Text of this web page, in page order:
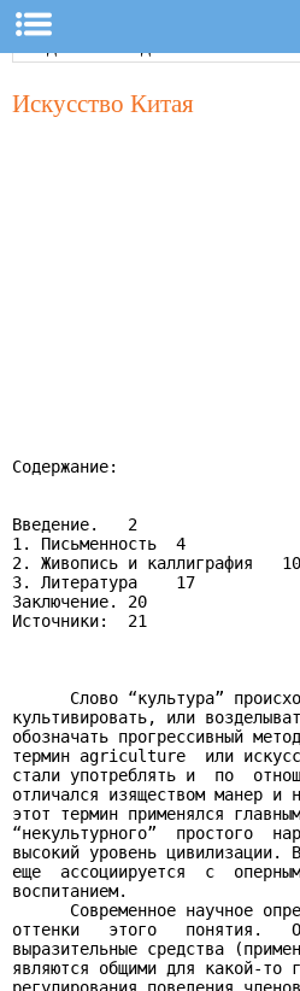
Искусство Китая
Содержание:
Введение.   2
1. Письменность  4
2. Живопись и каллиграфия   10
3. Литература    17
Заключение. 20
Источники:  21
Слово “культура”
культивировать, или
обозначать прогрессивный
термин agriculture  или
стали употреблять и  по
отличался изяществом манер и
этот термин применялся
“некультурного”  простого
высокий уровень цивилизации.
еще  ассоциируется  с
воспитанием.
Современное научное
оттенки   этого   понятия.
выразительные средства
являются общими для какой-